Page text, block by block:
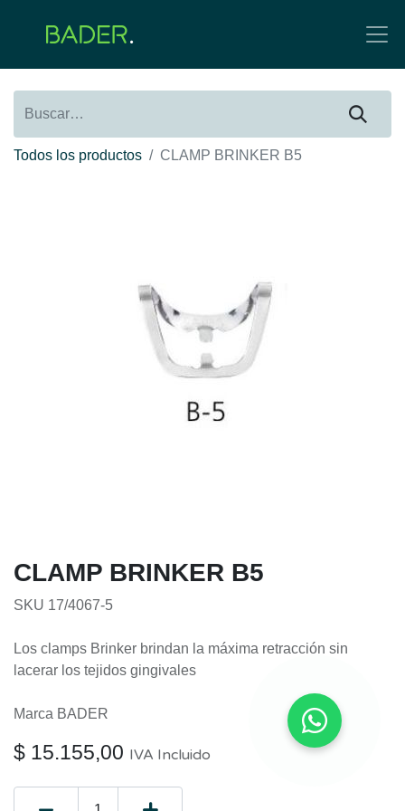
Todos los productos CLAMP BRINKER B5
CLAMP BRINKER B5
SKU 17/4067-5
Los clamps Brinker brindan la máxima retracción sin
lacerar los tejidos gingivales
Marca BADER
$ 15.155,00 IVA Incluido